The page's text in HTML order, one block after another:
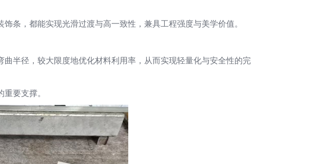
条，都能实现光滑过渡与高一致性，兼具工程强度与美学价值。
半径，较大限度地优化材料利用率，从而实现轻量化与安全性的完
要支撑。